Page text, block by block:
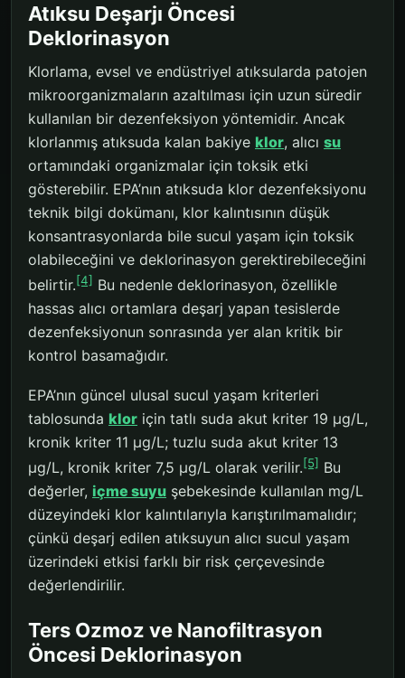
Atıksu Deşarjı Öncesi
Deklorinasyon
Klorlama, evsel ve endüstriyel atıksularda patojen
mikroorganizmaların azaltılması için uzun süredir
kullanılan bir dezenfeksiyon yöntemidir. Ancak
klorlanmış atıksuda kalan bakiye klor, alıcı su
ortamındaki organizmalar için toksik etki
gösterebilir. EPA’nın atıksuda klor dezenfeksiyonu
teknik bilgi dokümanı, klor kalıntısının düşük
konsantrasyonlarda bile sucul yaşam için toksik
olabileceğini ve deklorinasyon gerektirebileceğini
belirtir.[4] Bu nedenle deklorinasyon, özellikle
hassas alıcı ortamlara deşarj yapan tesislerde
dezenfeksiyonun sonrasında yer alan kritik bir
kontrol basamağıdır.
EPA’nın güncel ulusal sucul yaşam kriterleri
tablosunda klor için tatlı suda akut kriter 19 µg/L,
kronik kriter 11 µg/L; tuzlu suda akut kriter 13
µg/L, kronik kriter 7,5 µg/L olarak verilir.[5] Bu
değerler, içme suyu şebekesinde kullanılan mg/L
düzeyindeki klor kalıntılarıyla karıştırılmamalıdır;
çünkü deşarj edilen atıksuyun alıcı sucul yaşam
üzerindeki etkisi farklı bir risk çerçevesinde
değerlendirilir.
Ters Ozmoz ve Nanofiltrasyon
Öncesi Deklorinasyon